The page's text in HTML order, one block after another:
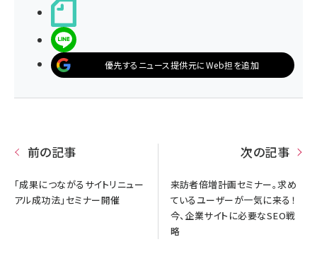
優先するニュース提供元にWeb担を追加
前の記事
「成果につながるサイトリニュー
アル成功法」セミナー開催
次の記事
来訪者倍増計画セミナー。求め
ているユーザーが一気に来る！
今、企業サイトに必要なSEO戦
略